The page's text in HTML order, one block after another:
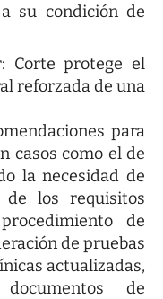
su condición de
Corte protege el
reforzada de una
para
casos como el de
la necesidad de
de los requisitos
de
de pruebas
actualizadas,
de